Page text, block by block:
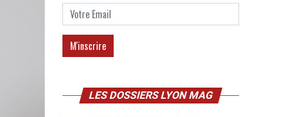
LES DOSSIERS LYON MAG